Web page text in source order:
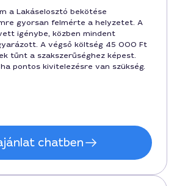
a Lakáselosztó bekötése
gyorsan felmérte a helyzetet. A
igénybe, közben mindent
A végső költség 45 000 Ft
tűnt a szakszerűséghez képest.
pontos kivitelezésre van szükség.
chatben